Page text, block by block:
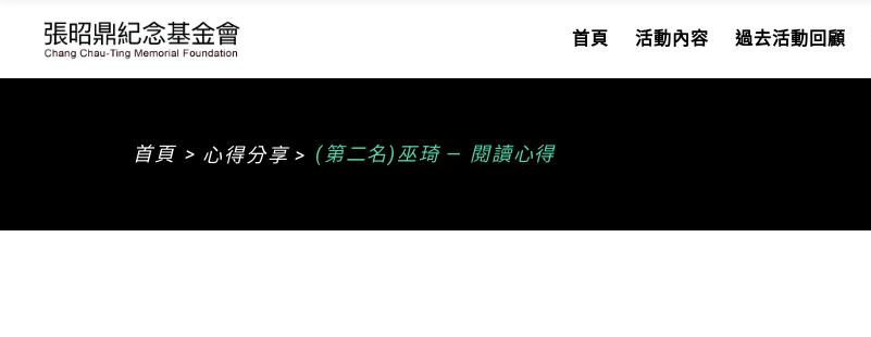
首頁 活動內容 過去活動回顧
首頁 > 心得分享 > (第二名)巫琦 — 閱讀心得